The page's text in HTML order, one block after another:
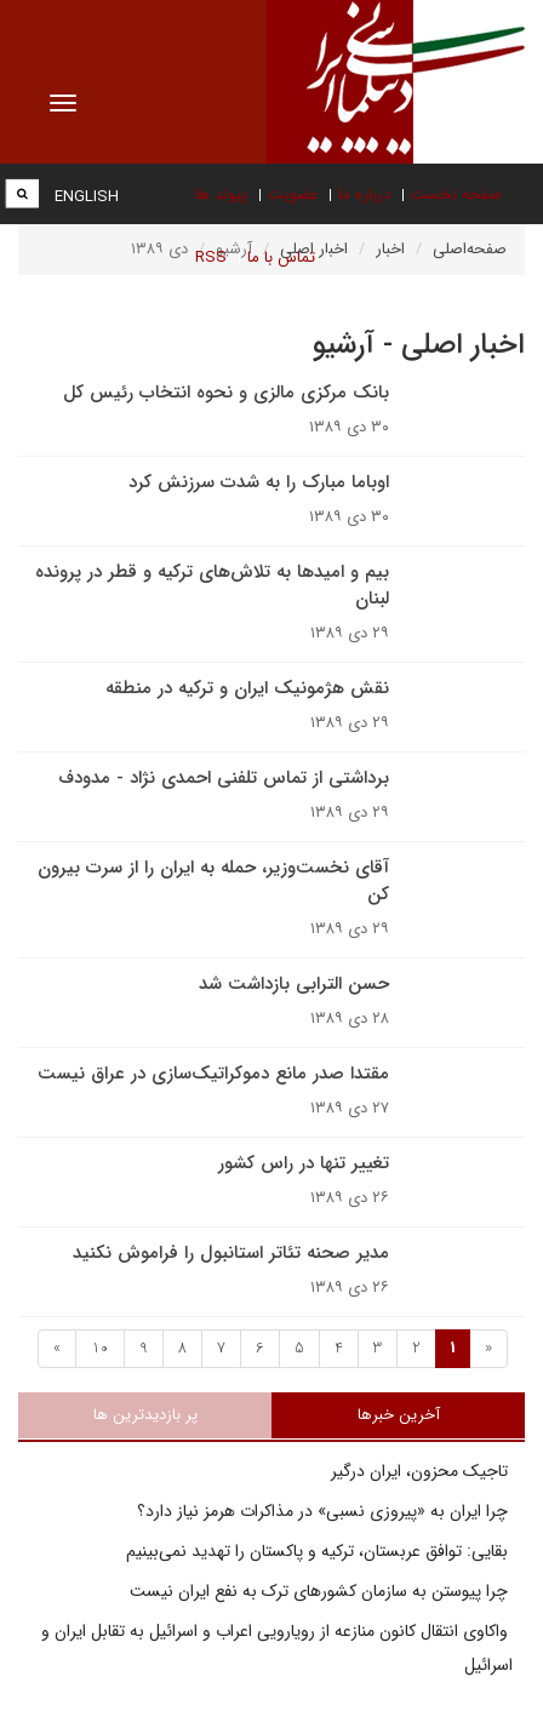
Toggle
صفحه نخست درباره ما عضویت پیوند ها
تماس با ما RSS
ENGLISH
صفحه‌اصلی اخبار اخبار اصلی آرشیو دی ۱۳۸۹
اخبار اصلی - آرشیو
بانک مرکزی مالزی و نحوه انتخاب رئیس کل
۳۰ دی ۱۳۸۹
اوباما مبارک را به شدت سرزنش کرد
۳۰ دی ۱۳۸۹
بيم و اميدها به تلاش‌هاى ترکيه و قطر در پرونده
لبنان
۲۹ دی ۱۳۸۹
نقش هژمونیک ایران و ترکیه در منطقه
۲۹ دی ۱۳۸۹
برداشتى از تماس تلفنى احمدى نژاد - مدودف
۲۹ دی ۱۳۸۹
آقاى نخست‌وزير، حمله به ايران را از سرت بيرون
کن
۲۹ دی ۱۳۸۹
حسن الترابى بازداشت شد
۲۸ دی ۱۳۸۹
مقتدا صدر مانع دموکراتیک‌سازی در عراق نيست
۲۷ دی ۱۳۸۹
تغيير تنها در راس کشور
۲۶ دی ۱۳۸۹
مدیر صحنه تئاتر استانبول را فراموش نکنید
۲۶ دی ۱۳۸۹
«
1
2
3
4
5
6
7
8
9
10
»
آخرین خبرها پر بازدیدترین ها
تاجیک محزون، ایران درگیر
چرا ایران به «پیروزی نسبی» در مذاکرات هرمز نیاز دارد؟
بقایی: توافق عربستان، ترکیه و پاکستان را تهدید نمی‌بینیم
چرا پیوستن به سازمان کشورهای ترک به نفع ایران نیست
واکاوی انتقال کانون منازعه از رویارویی اعراب و اسرائیل به تقابل ایران و
اسرائیل